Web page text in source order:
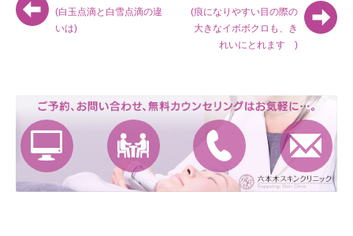
(白玉点滴と白雪点滴の違
いは)
(痕になりやすい目の際の
大きなイボボクロも、き
れいにとれます )